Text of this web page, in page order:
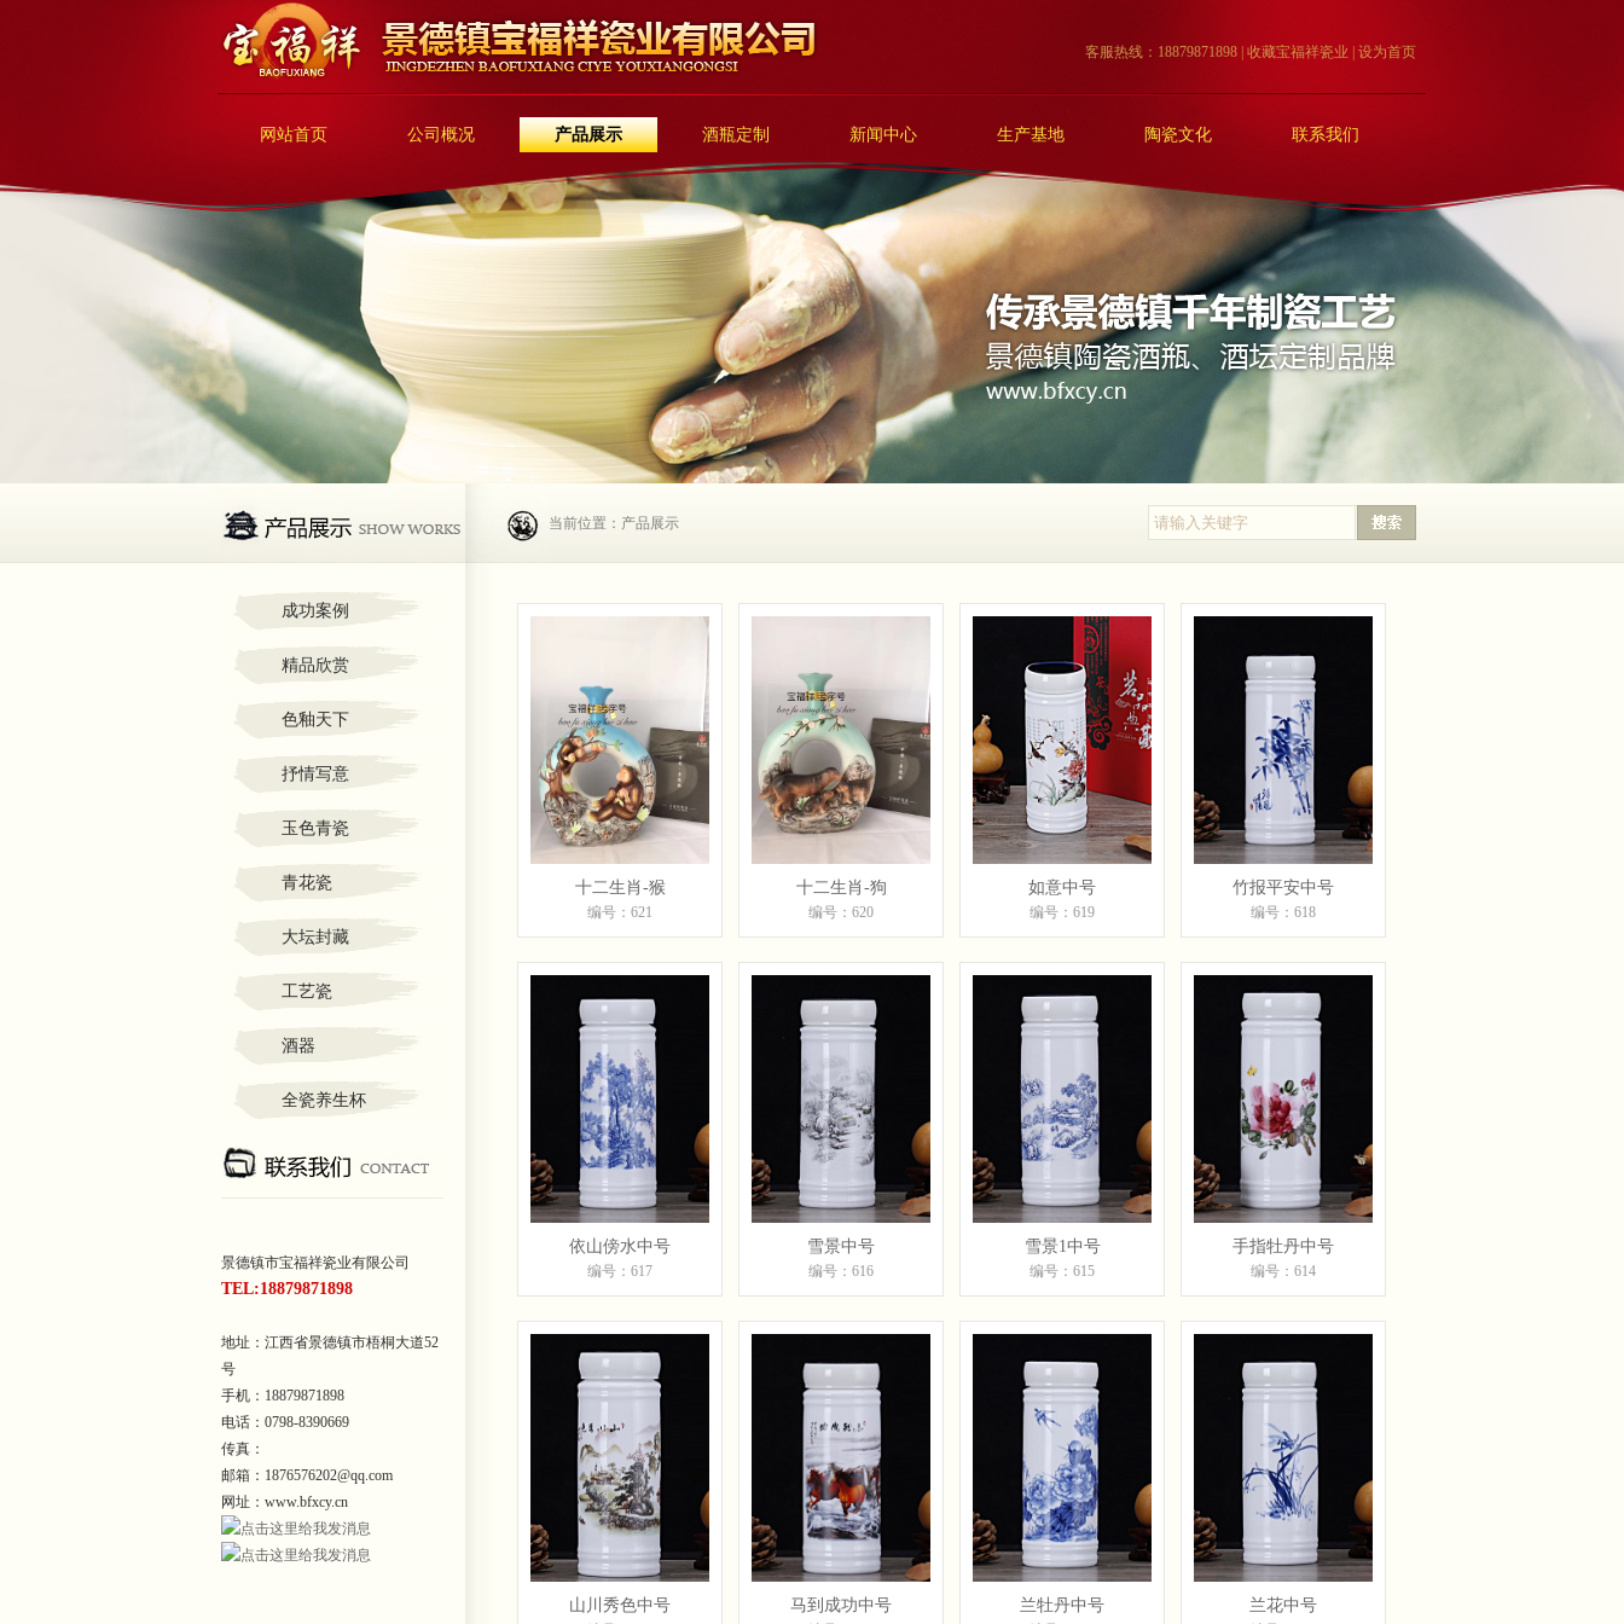
客服热线：18879871898 | 收藏宝福祥瓷业 设为首页
网站首页 公司概况 产品展示 酒瓶定制 新闻中心 生产基地 陶瓷文化 联系我们
当前位置：产品展示
成功案例
精品欣赏
色釉天下
抒情写意
玉色青瓷
青花瓷
大坛封藏
工艺瓷
酒器
全瓷养生杯
景德镇市宝福祥瓷业有限公司
TEL:18879871898
地址：江西省景德镇市梧桐大道52
号
手机：18879871898
电话：0798-8390669
传真：
邮箱：1876576202@qq.com
网址：www.bfxcy.cn
十二生肖-猴
编号：621
十二生肖-狗
编号：620
如意中号
编号：619
竹报平安中号
编号：618
依山傍水中号
编号：617
雪景中号
编号：616
雪景1中号
编号：615
手指牡丹中号
编号：614
山川秀色中号 马到成功中号 兰牡丹中号 兰花中号